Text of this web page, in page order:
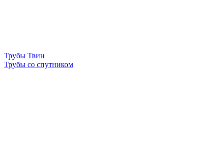
Трубы Твин
Трубы со спутником